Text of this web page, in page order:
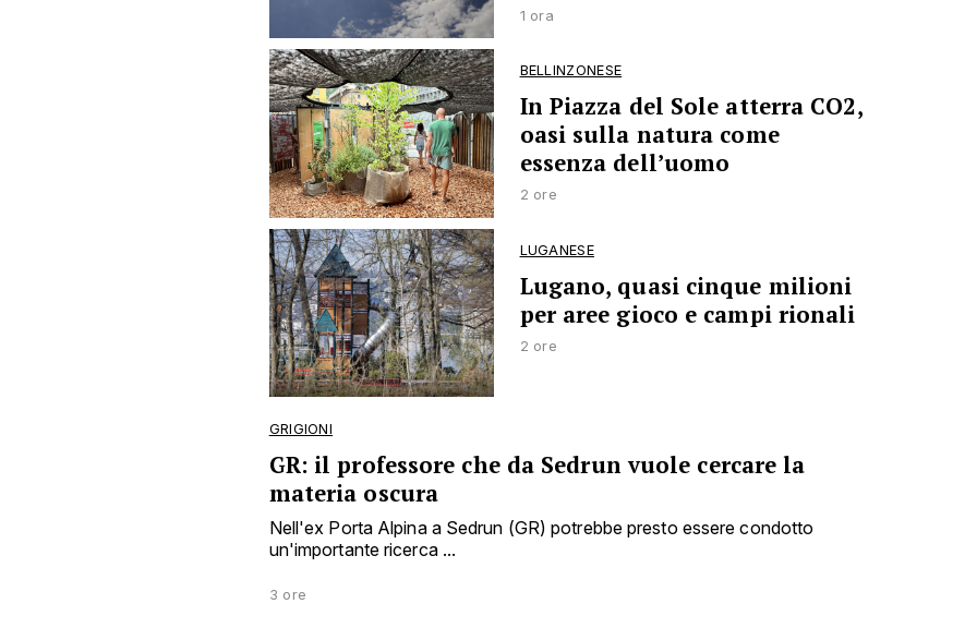
1 ora
BELLINZONESE
In Piazza del Sole atterra CO2,
oasi sulla natura come
essenza dell’uomo
2 ore
LUGANESE
Lugano, quasi cinque milioni
per aree gioco e campi rionali
2 ore
GRIGIONI
GR: il professore che da Sedrun vuole cercare la
materia oscura
Nell'ex Porta Alpina a Sedrun (GR) potrebbe presto essere condotto
un'importante ricerca ...
3 ore